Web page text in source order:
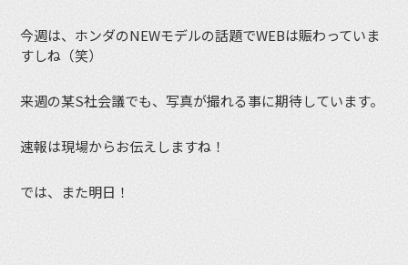
今週は、ホンダのNEWモデルの話題でWEBは賑わっていま
すしね（笑）
来週の某S社会議でも、写真が撮れる事に期待しています。
速報は現場からお伝えしますね！
では、また明日！